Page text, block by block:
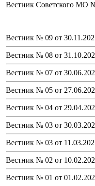
Вестник Советского МО
Вестник № 09 от
Вестник № 08 от
Вестник № 07 от
Вестник № 05 от
Вестник № 04 от
Вестник № 03 от
Вестник № 03 от
Вестник № 02 от
Вестник № 01 от